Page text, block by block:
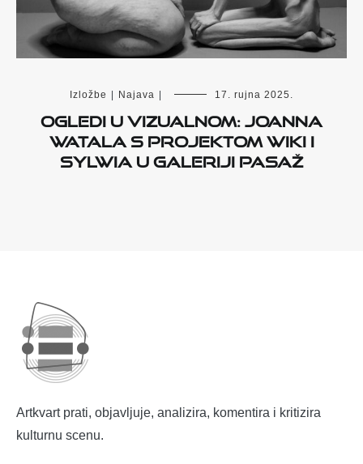
Izložbe | Najava | 17. rujna 2025.
OGLEDI U VIZUALNOM: JOANNA
WATALA S PROJEKTOM WIKI I
SYLWIA U GALERIJI PASAŽ
Artkvart prati, objavljuje, analizira, komentira i kritizira
kulturnu scenu.